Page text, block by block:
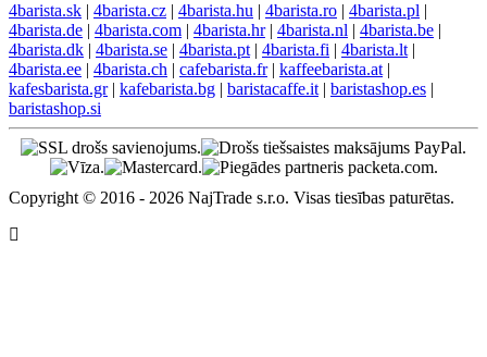
4barista.sk | 4barista.cz | 4barista.hu | 4barista.ro | 4barista.pl |
4barista.de | 4barista.com | 4barista.hr| 4barista.nl | 4barista.be |
4barista.dk | 4barista.se | 4barista.pt | 4barista.fi | 4barista.lt |
4barista.ee | 4barista.ch | cafebarista.fr| kaffeebarista.at |
kafesbarista.gr| kafebarista.bg | baristacaffe.it | baristashop.es |
baristashop.si
Copyright © 2016 - 2026 NajTrade s.r.o. Visas tiesības paturētas.